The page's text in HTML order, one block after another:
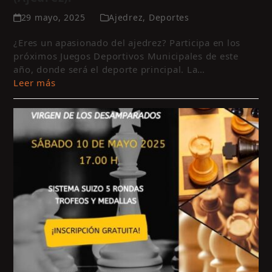
29 mayo, 2025 Ajedrez, Deportes
¿Eres un apasionado del ajedrez? Participa en los
próximos Juegos Deportivos Municipales de este
año, donde será el deporte principal. La…
Leer más